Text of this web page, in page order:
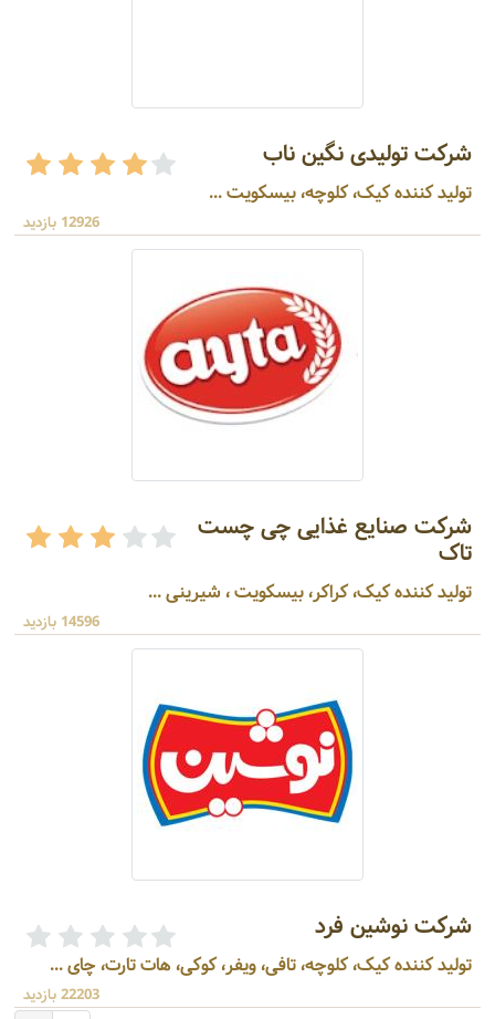
شرکت تولیدی نگین ناب
تولید کننده کیک، کلوچه، بیسکویت ...
12926 بازدید
شرکت صنایع غذایی چی چست
تاک
تولید کننده کیک، کراکر، بیسکویت ، شیرینی ...
14596 بازدید
شرکت نوشین فرد
تولید کننده کیک، کلوچه، تافی، ویفر، کوکی، هات تارت، چای ...
22203 بازدید